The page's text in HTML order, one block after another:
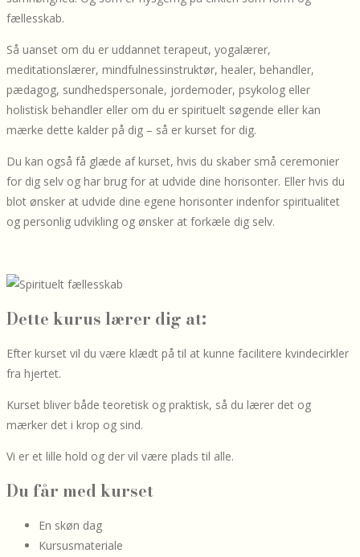
fællesskab.
Så uanset om du er uddannet terapeut, yogalærer,
meditationslærer, mindfulnessinstruktør, healer, behandler,
pædagog, sundhedspersonale, jordemoder, psykolog eller
holistisk behandler eller om du er spirituelt søgende eller kan
mærke dette kalder på dig – så er kurset for dig.
Du kan også få glæde af kurset, hvis du skaber små ceremonier
for dig selv og har brug for at udvide dine horisonter. Eller hvis du
blot ønsker at udvide dine egene horisonter indenfor spiritualitet
og personlig udvikling og ønsker at forkæle dig selv.
Dette kurus lærer dig at:
Efter kurset vil du være klædt på til at kunne facilitere kvindecirkler
fra hjertet.
Kurset bliver både teoretisk og praktisk, så du lærer det og
mærker det i krop og sind.
Vi er et lille hold og der vil være plads til alle.
Du får med kurset
En skøn dag
Kursusmateriale